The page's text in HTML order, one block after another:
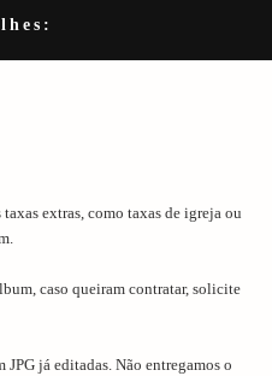
extras, como taxas de igreja ou
caso queiram contratar, solicite
já editadas. Não entregamos o